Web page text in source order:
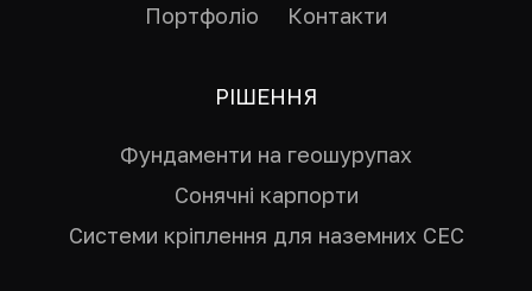
Портфоліо Контакти
РІШЕННЯ
Фундаменти на геошурупах
Сонячні карпорти
Системи кріплення для наземних СЕС